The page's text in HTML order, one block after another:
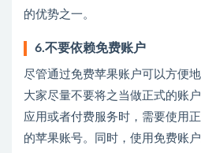
的优势之一。
6.不要依赖免费账户
尽管通过免费苹果账户可以方便
大家尽量不要将之当做正式的账
应用或者付费服务时，需要使用
的苹果账号。同时，使用免费账